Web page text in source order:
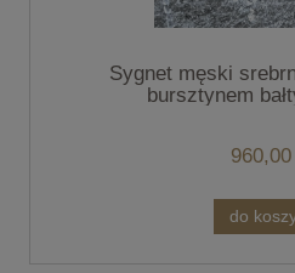
Sygnet męski
bursztynem
960,00
do